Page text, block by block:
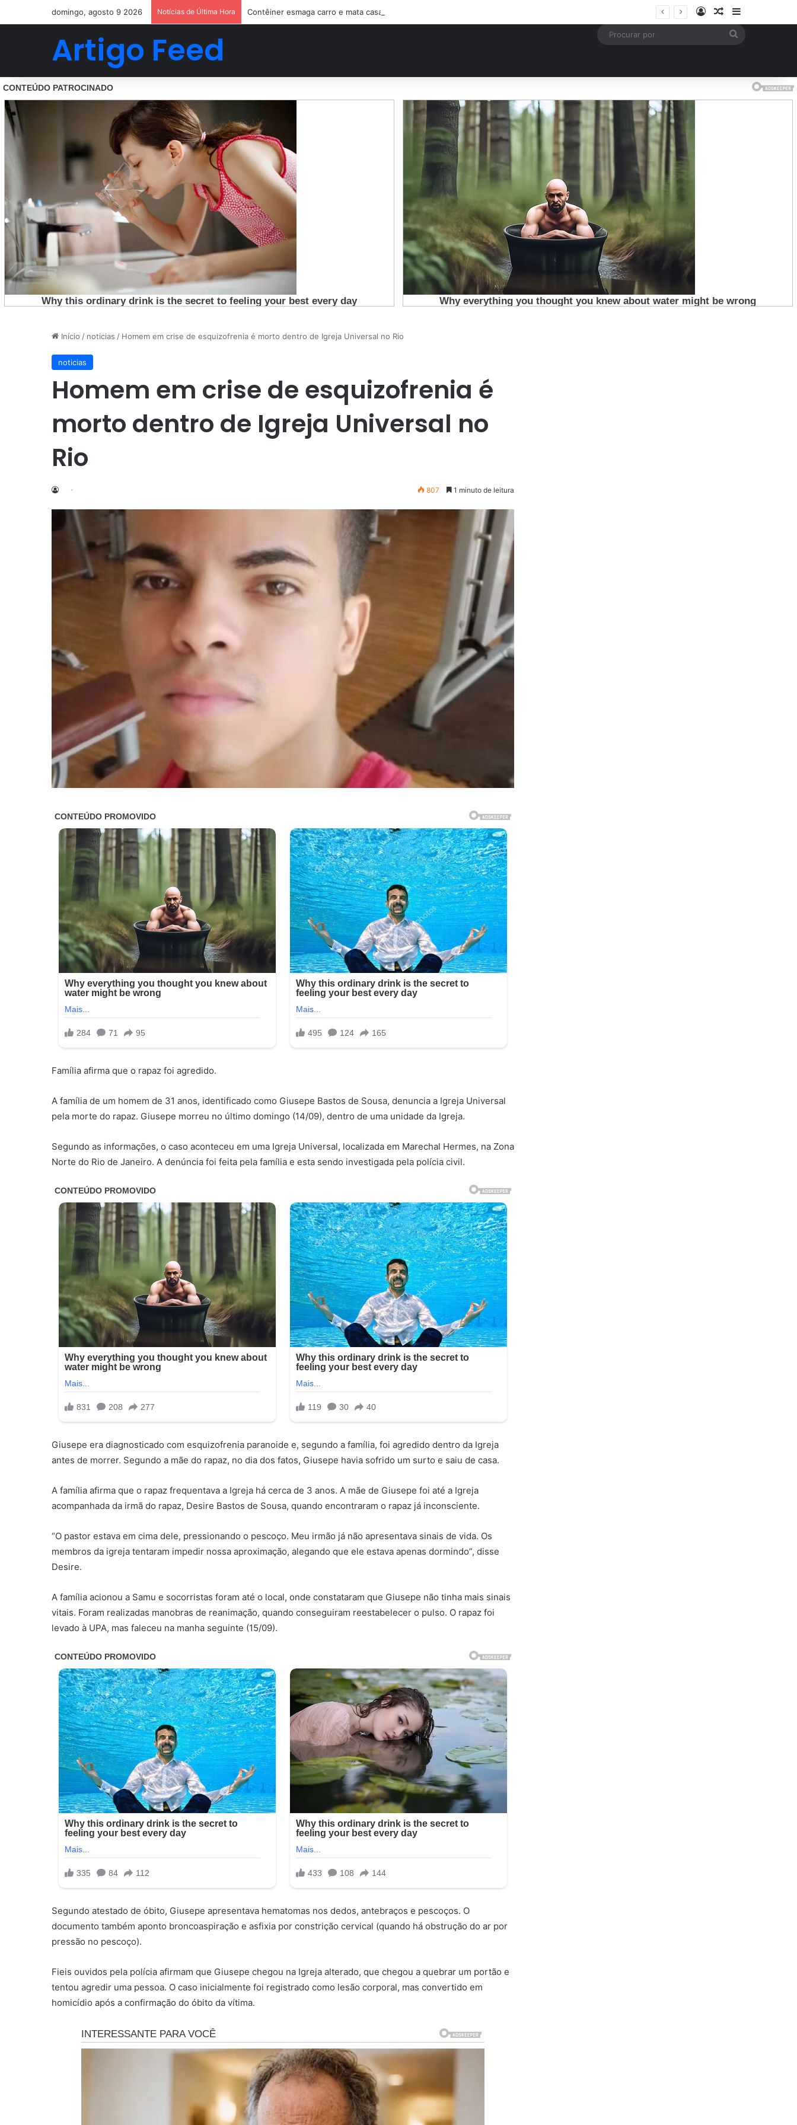
domingo, agosto 9 2026 Notícias de Última Hora Contêiner esmaga carro e mata casal na BR-470; filho sobreviveu…Ver mais EntrarArtigo aleatório
Barra Lateral
Artigo Feed
Início / noticias / Homem em crise de esquizofrenia é morto dentro de Igreja Universal no Rio
noticias
Homem em crise de esquizofrenia é
morto dentro de Igreja Universal no
Rio
807 1 minuto de leitura
Família afirma que o rapaz foi agredido.
A família de um homem de 31 anos, identificado como Giusepe Bastos de Sousa, denuncia a Igreja Universal
pela morte do rapaz. Giusepe morreu no último domingo (14/09), dentro de uma unidade da Igreja.
Segundo as informações, o caso aconteceu em uma Igreja Universal, localizada em Marechal Hermes, na Zona
Norte do Rio de Janeiro. A denúncia foi feita pela família e esta sendo investigada pela polícia civil.
Giusepe era diagnosticado com esquizofrenia paranoide e, segundo a família, foi agredido dentro da Igreja
antes de morrer. Segundo a mãe do rapaz, no dia dos fatos, Giusepe havia sofrido um surto e saiu de casa.
A família afirma que o rapaz frequentava a Igreja há cerca de 3 anos. A mãe de Giusepe foi até a Igreja
acompanhada da irmã do rapaz, Desire Bastos de Sousa, quando encontraram o rapaz já inconsciente.
“O pastor estava em cima dele, pressionando o pescoço. Meu irmão já não apresentava sinais de vida. Os
membros da igreja tentaram impedir nossa aproximação, alegando que ele estava apenas dormindo”, disse
Desire.
A família acionou a Samu e socorristas foram até o local, onde constataram que Giusepe não tinha mais sinais
vitais. Foram realizadas manobras de reanimação, quando conseguiram reestabelecer o pulso. O rapaz foi
levado à UPA, mas faleceu na manha seguinte (15/09).
Segundo atestado de óbito, Giusepe apresentava hematomas nos dedos, antebraços e pescoços. O
documento também aponto broncoaspiração e asfixia por constrição cervical (quando há obstrução do ar por
pressão no pescoço).
Fieis ouvidos pela polícia afirmam que Giusepe chegou na Igreja alterado, que chegou a quebrar um portão e
tentou agredir uma pessoa. O caso inicialmente foi registrado como lesão corporal, mas convertido em
homicídio após a confirmação do óbito da vítima.